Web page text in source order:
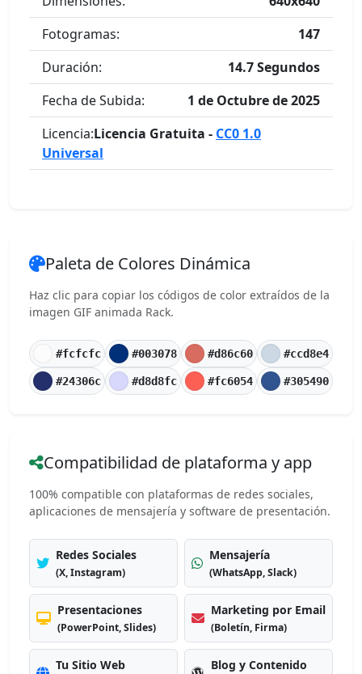
Fotogramas:
147
Duración:
14.7 Segundos
Fecha de Subida:
1 de Octubre de 2025
Licencia:Licencia Gratuita - CC0 1.0
Universal
Paleta de Colores Dinámica
Haz clic para copiar los códigos de color extraídos de la
imagen GIF animada Rack.
#fcfcfc #003078 #d86c60 #ccd8e4
#24306c #d8d8fc #fc6054 #305490
Compatibilidad de plataforma y app
100% compatible con plataformas de redes sociales,
aplicaciones de mensajería y software de presentación.
Redes Sociales
(X, Instagram)
Mensajería
(WhatsApp, Slack)
Presentaciones
(PowerPoint, Slides)
Marketing por Email
(Boletín, Firma)
Tu Sitio Web Blog y Contenido